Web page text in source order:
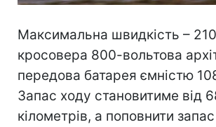
Максимальна швидкість –
кросовера 800-вольтова
передова батарея ємністю
Запас ходу становитиме від
кілометрів, а поповнити запас